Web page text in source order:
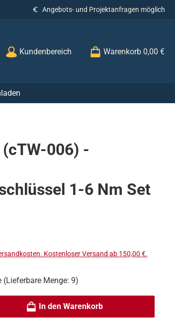
Angebots- und Projektanfragen möglich
Kundenbereich Warenkorb 0,00 €
006) -
1-6 Nm Set
Kostenloser Versand ab 150,00 €.
(Lieferbare Menge: 9)
Wert ein oder benutze die Schaltflächen um die
In den Warenkorb